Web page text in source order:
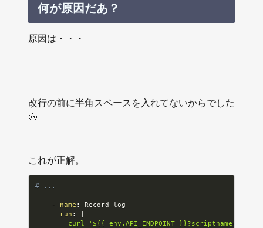
何が原因だあ？
原因は・・・
改行の前に半角スペースを入れてないからでした
🐽
これが正解。
# ...
- name :
Record log
run :
curl '${{ env.API_ENDPOINT }}?scriptname=${{